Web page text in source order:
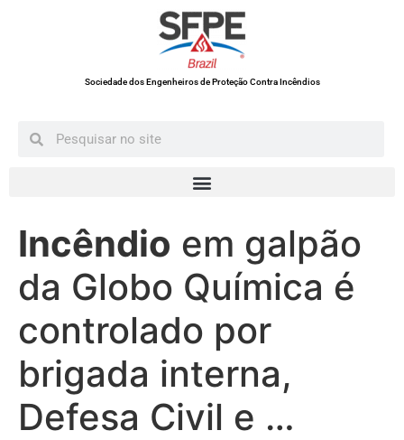
Sociedade dos Engenheiros de Proteção Contra Incêndios
Incêndio em galpão
da Globo Química é
controlado por
brigada interna,
Defesa Civil e …